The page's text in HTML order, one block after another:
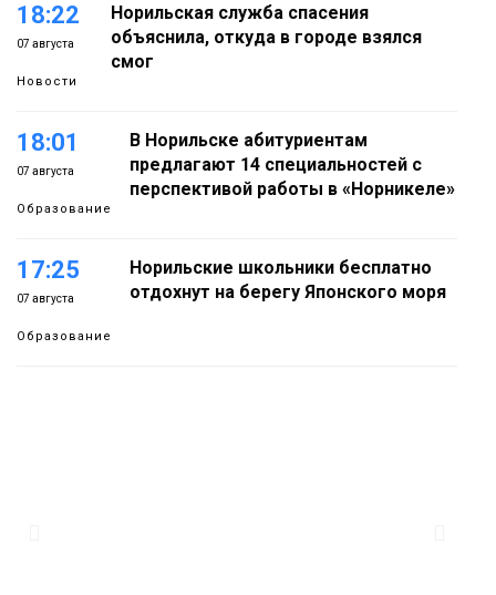
18:22
07 августа
Новости
Норильская служба спасения
объяснила, откуда в городе взялся
смог
18:01
07 августа
Образование
В Норильске абитуриентам
предлагают 14 специальностей с
перспективой работы в «Норникеле»
17:25
07 августа
Образование
Норильские школьники бесплатно
отдохнут на берегу Японского моря